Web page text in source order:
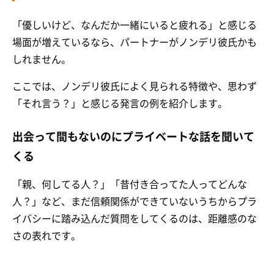
「優しいけど、なんだか一緒にいると疲れる」と感じる
場面が増えているなら、パートナーがノンデリ彼氏かも
しれません。
ここでは、ノンデリ彼氏によく見られる特徴や、思わず
「それ言う？」と感じる発言の例を紹介します。
出会って間もないのにプライベートな話を聞いて
くる
「親、何してる人？」「昔付き合ってた人ってどんな
人？」など、まだ信頼関係ができていないうちからプラ
イバシーに踏み込んだ質問をしてくるのは、距離感のな
さの表れです。